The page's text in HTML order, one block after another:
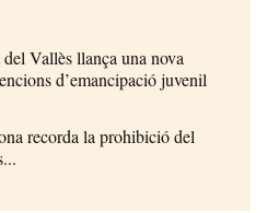
Vallès llança una nova
d’emancipació juvenil
recorda la prohibició del